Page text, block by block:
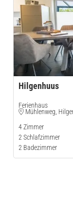
Hilgenhuus
Ferienhaus
Mühlenweg,
4Zimmer
2 Schlafzimmer
2 Badezimmer